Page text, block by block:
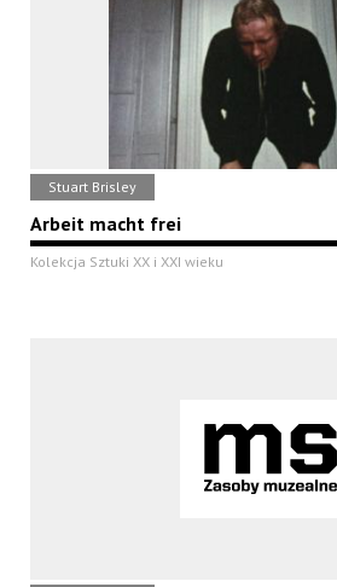
Stuart Brisley
Arbeit macht frei
Kolekcja Sztuki XX i XXI wieku